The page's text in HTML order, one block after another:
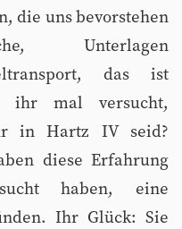
die uns bevorstehen
Unterlagen
das ist
ihr mal versucht,
in Hartz IV seid?
diese Erfahrung
haben, eine
Ihr Glück: Sie